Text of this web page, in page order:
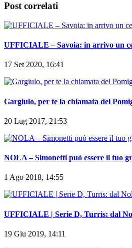
Post correlati
UFFICIALE – Savoia: in arrivo un
17 Set 2020, 16:41
Gargiulo, per te la chiamata del
20 Lug 2017, 21:53
NOLA – Simonetti può essere il tuo
1 Ago 2018, 14:55
UFFICIALE | Serie D, Turris: dal
19 Giu 2019, 14:11